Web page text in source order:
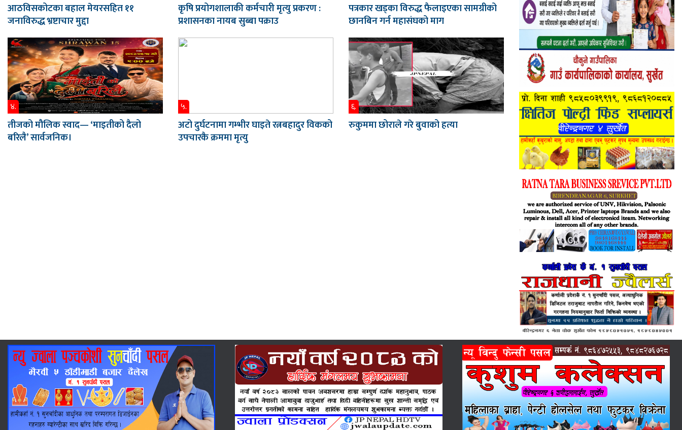
आठविसकोटका बहाल मेयरसहित ११
जनाविरुद्ध भ्रष्टाचार मुद्दा
कृषि प्रयोगशालाकी कर्मचारी मृत्यु प्रकरण :
प्रशासनका नायब सुब्बा पक्राउ
पत्रकार खड्का विरुद्ध फैलाइएका सामग्रीको
छानबिन गर्न महासंघको माग
४.
तीजको मौलिक स्वाद— ‘माइतीको दैलो
बरिलै’ सार्वजनिक।
५.
अटो दुर्घटनामा गम्भीर घाइते रत्नबहादुर विकको
उपचारकै क्रममा मृत्यु
६.
रुकुममा छोराले गरे बुवाको हत्या